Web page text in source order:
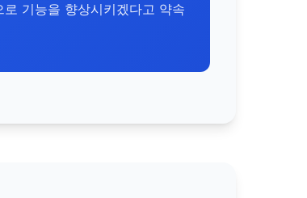
기능을 향상시키겠다고 약속